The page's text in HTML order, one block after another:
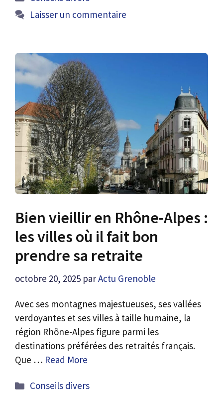
Laisser un commentaire
Bien vieillir en Rhône-Alpes :
les villes où il fait bon
prendre sa retraite
octobre 20, 2025 parActu Grenoble
Avec ses montagnes majestueuses, ses vallées
verdoyantes et ses villes à taille humaine, la
région Rhône-Alpes figure parmi les
destinations préférées des retraités français.
Que … Read More
Catégories
Conseils divers